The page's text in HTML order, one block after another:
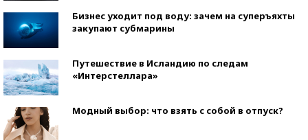
Бизнес уходит под воду: зачем на суперъяхты
закупают субмарины
Путешествие в Исландию по следам
«Интерстеллара»
Модный выбор: что взять с собой в отпуск?